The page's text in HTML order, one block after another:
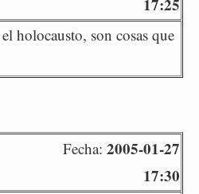
17:25
holocausto, son cosas que
Fecha: 2005-01-27
17:30